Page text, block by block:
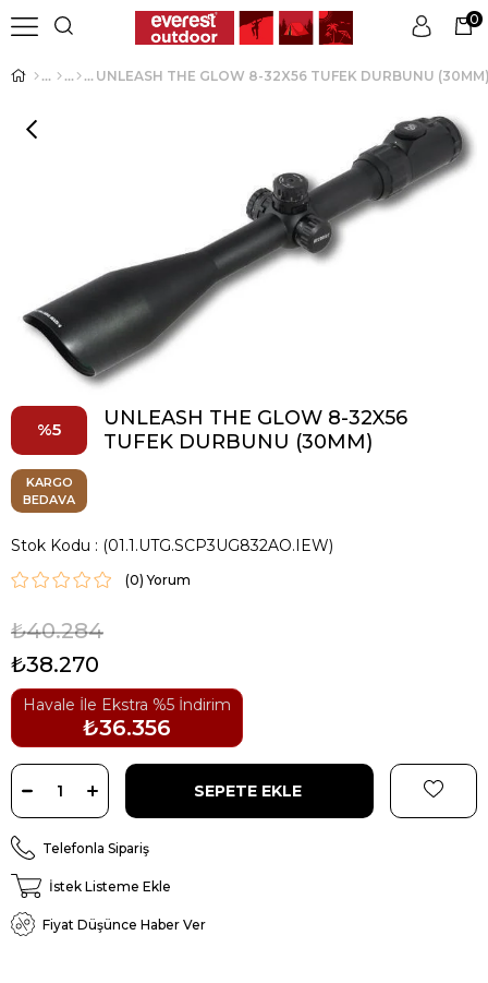
Üye Girişi Üye Ol
0
UNLEASH THE GLOW 8-32X56 TUFEK DURBUNU
5
UNLEASH THE GLOW 8-32X56
TUFEK DURBUNU (30MM)
KARGO
BEDAVA
Stok Kodu (01.1.UTG.SCP3UG832AO.IEW)
(0)
₺40.284
₺38.270
Havale İle Ekstra %5 İndirim
₺36.356
Telefonla Sipariş
İstek Listeme Ekle
Fiyat Düşünce Haber Ver